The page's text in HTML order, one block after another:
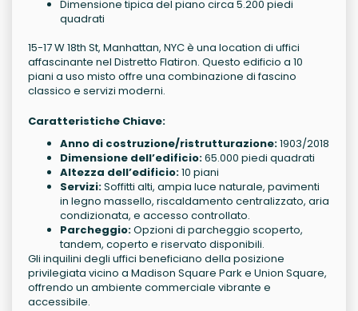
Dimensione tipica del piano circa 5.200 piedi
quadrati
15-17 W 18th St, Manhattan, NYC è una location di uffici
affascinante nel Distretto Flatiron. Questo edificio a 10
piani a uso misto offre una combinazione di fascino
classico e servizi moderni.
Caratteristiche Chiave:
Anno di costruzione/ristrutturazione:1903/2018
Dimensione dell’edificio:65.000 piedi quadrati
Altezza dell’edificio:10 piani
Servizi:Soffitti alti, ampia luce naturale, pavimenti
in legno massello, riscaldamento centralizzato, aria
condizionata, e accesso controllato.
Parcheggio:Opzioni di parcheggio scoperto,
tandem, coperto e riservato disponibili.
Gli inquilini degli uffici beneficiano della posizione
privilegiata vicino a Madison Square Park e Union Square,
offrendo un ambiente commerciale vibrante e
accessibile.